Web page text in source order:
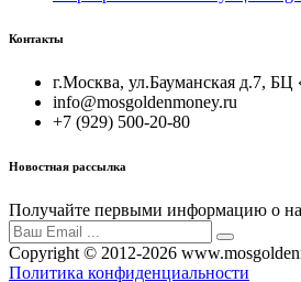
Контакты
г.Москва, ул.Бауманская д.7, БЦ
info@mosgoldenmoney.ru
+7 (929) 500-20-80
Новостная рассылка
Получайте первыми информацию о
Copyright © 2012-2026
Политика конфиденциальности